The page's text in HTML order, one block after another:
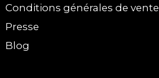
Conditions générales de vente
Presse
Blog